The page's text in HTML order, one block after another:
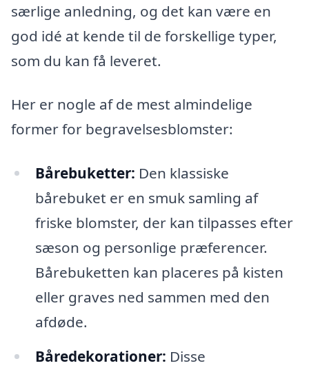
særlige anledning, og det kan være en
god idé at kende til de forskellige typer,
som du kan få leveret.
Her er nogle af de mest almindelige
former for begravelsesblomster:
Bårebuketter: Den klassiske
bårebuket er en smuk samling af
friske blomster, der kan tilpasses efter
sæson og personlige præferencer.
Bårebuketten kan placeres på kisten
eller graves ned sammen med den
afdøde.
Båredekorationer: Disse